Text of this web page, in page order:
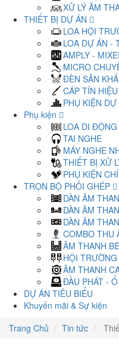
XỬ LÝ ÂM
THIẾT BỊ DỰ ÁN
LOA HỘI
LOA DỰ ÁN -
AMPLY -
MICRO
ĐÈN SÂN
CÁP TÍN
PHỤ KIỆN
Phụ kiện
LOA DI
TAI NGHE
MÁY NGHE
THIẾT BỊ XỬ
PHỤ KIỆN
TRỌN BỘ PHỐI GHÉP
DÀN ÂM
DÀN ÂM
DÀN ÂM
COMBO THU
ÂM THANH
HỘI
ÂM THANH
ĐẦU PHÁT -
DỰ ÁN TIÊU BIỂU
Khuyến mãi & Sự kiện
Trang Chủ
Tin tức